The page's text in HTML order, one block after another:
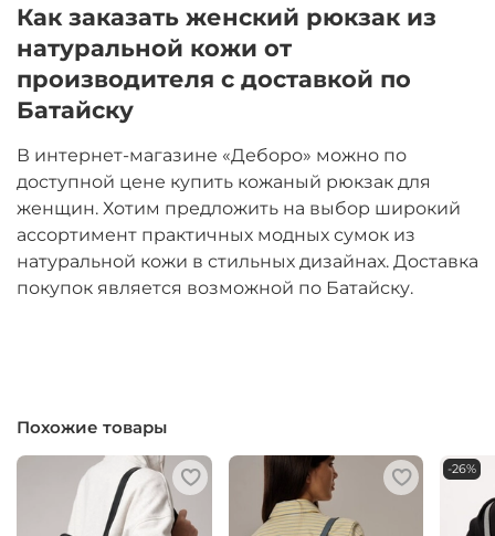
Как заказать женский рюкзак из
натуральной кожи от
производителя с доставкой по
Батайску
В интернет-магазине «Деборо» можно по
доступной цене купить кожаный рюкзак для
женщин. Хотим предложить на выбор широкий
ассортимент практичных модных сумок из
натуральной кожи в стильных дизайнах. Доставка
покупок является возможной по Батайску.
Похожие товары
-26%